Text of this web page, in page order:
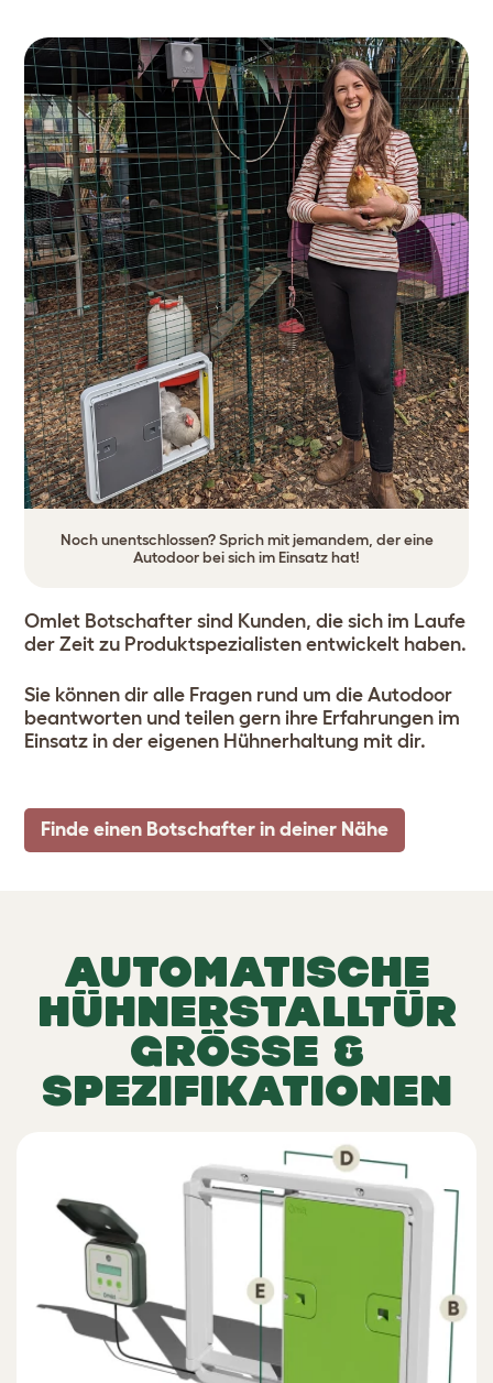
Noch unentschlossen? Sprich mit jemandem, der eine
Autodoor bei sich im Einsatz hat!
Omlet Botschafter sind Kunden, die sich im Laufe
der Zeit zu Produktspezialisten entwickelt haben.
Sie können dir alle Fragen rund um die Autodoor
beantworten und teilen gern ihre Erfahrungen im
Einsatz in der eigenen Hühnerhaltung mit dir.
Finde einen Botschafter in deiner Nähe
AUTOMATISCHE
HÜHNERSTALLTÜR
GRÖSSE &
SPEZIFIKATIONEN